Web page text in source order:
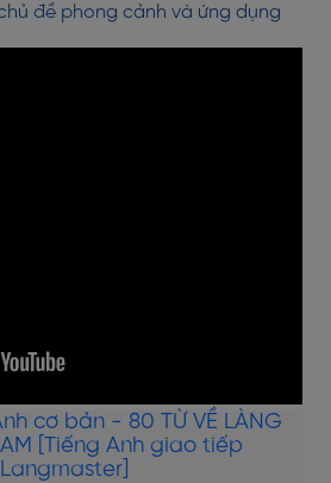
chủ đề phong cảnh và ứng dụng
cơ bản - 80 TỪ VỀ LÀNG
[Tiếng Anh giao tiếp
Langmaster]